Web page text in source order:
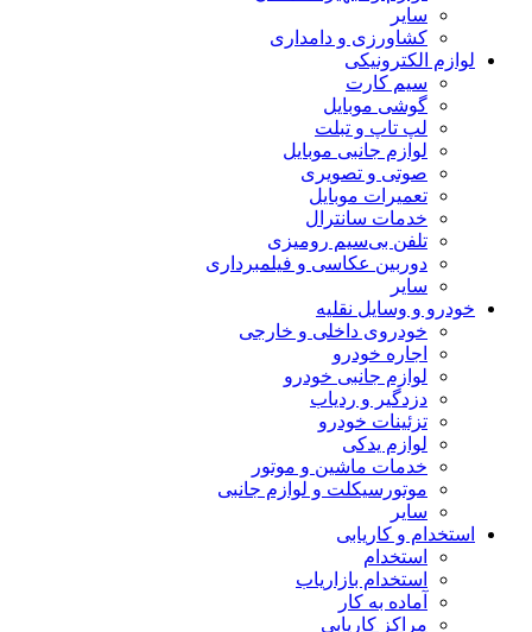
سایر
کشاورزی و دامداری
لوازم الکترونیکی
سیم کارت
گوشی موبایل
لپ تاپ و تبلت
لوازم جانبی موبایل
صوتی و تصویری
تعمیرات موبایل
خدمات سانترال
تلفن بی‌سیم رومیزی
دوربین عکاسی و فیلمبرداری
سایر
خودرو و وسایل نقلیه
خودروی داخلی و خارجی
اجاره خودرو
لوازم جانبی خودرو
دزدگیر و ردیاب
تزئینات خودرو
لوازم یدکی
خدمات ماشین و موتور
موتورسیکلت و لوازم جانبی
سایر
استخدام و کاریابی
استخدام
استخدام بازاریاب
آماده به کار
مراکز کاریابی